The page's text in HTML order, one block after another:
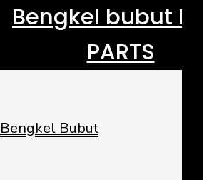
Bengkel bubut
PARTS
Bengkel Bubut